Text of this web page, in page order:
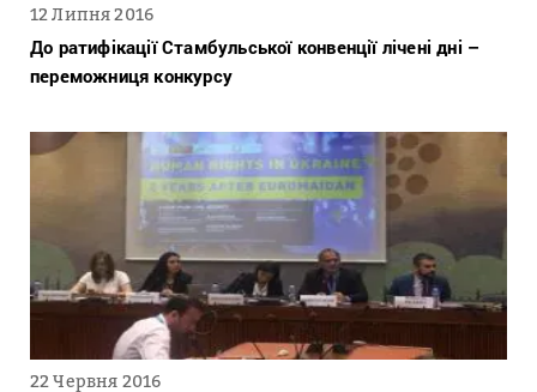
12 Липня 2016
До ратифікації Стамбульської конвенції лічені дні –
переможниця конкурсу
22 Червня 2016